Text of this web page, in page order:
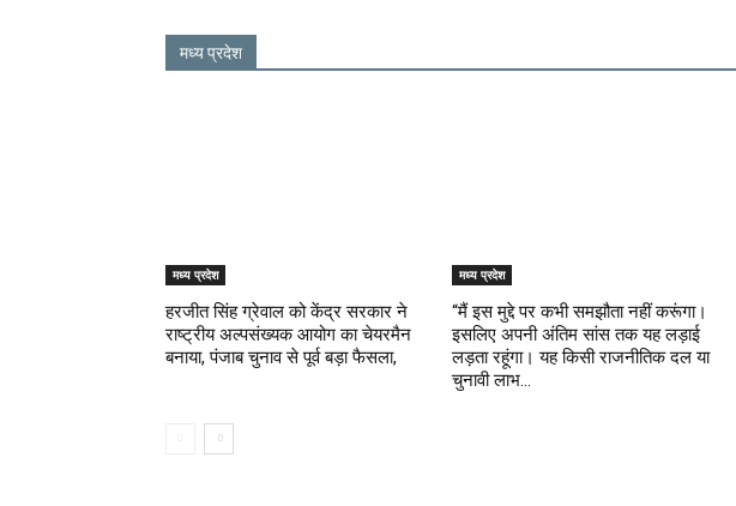
मध्य प्रदेश
मध्य प्रदेश
हरजीत सिंह ग्रेवाल को केंद्र सरकार ने
राष्ट्रीय अल्पसंख्यक आयोग का चेयरमैन
बनाया, पंजाब चुनाव से पूर्व बड़ा फैसला,
मध्य प्रदेश
“मैं इस मुद्दे पर कभी समझौता नहीं करूंगा।
इसलिए अपनी अंतिम सांस तक यह लड़ाई
लड़ता रहूंगा। यह किसी राजनीतिक दल या
चुनावी लाभ...